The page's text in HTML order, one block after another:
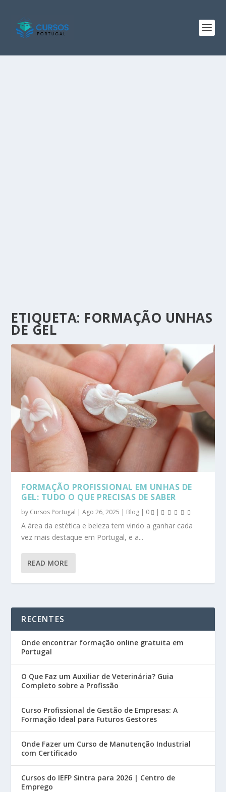
ETIQUETA: FORMAÇÃO UNHAS
DE GEL
FORMAÇÃO PROFISSIONAL EM UNHAS DE
GEL: TUDO O QUE PRECISAS DE SABER
by Cursos Portugal |Ago 26, 2025 | Blog | 0 |
A área da estética e beleza tem vindo a ganhar cada
vez mais destaque em Portugal, e a...
READ MORE
RECENTES
Onde encontrar formação online gratuita em
Portugal
O Que Faz um Auxiliar de Veterinária? Guia
Completo sobre a Profissão
Curso Profissional de Gestão de Empresas: A
Formação Ideal para Futuros Gestores
Onde Fazer um Curso de Manutenção Industrial
com Certificado
Cursos do IEFP Sintra para 2026 | Centro de
Emprego